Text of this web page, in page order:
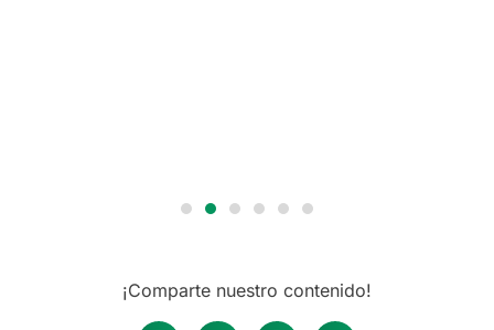
¡Comparte nuestro contenido!